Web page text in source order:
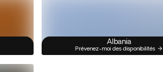
Albania
Prévenez-moi des disponibilités